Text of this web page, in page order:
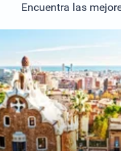
Encuentra las